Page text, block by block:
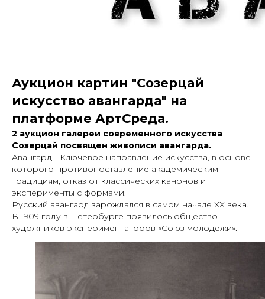
Аукцион картин "Созерцай
искусство авангарда" на
платформе АртСреда.
2 аукцион галереи современного искусства
Созерцай посвящен живописи авангарда.
Авангард - Ключевое направление искусства, в основе
которого противопоставление академическим
традициям, отказ от классических канонов и
эксперименты с формами.
Русский авангард зарождался в самом начале XX века.
В 1909 году в Петербурге появилось общество
художников-экспериментаторов «Союз молодежи».